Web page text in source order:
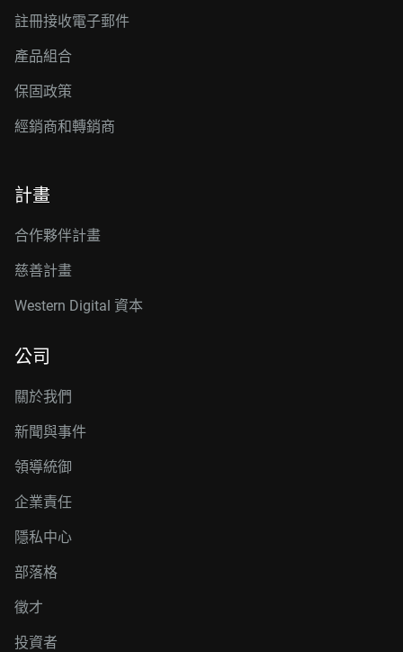
註冊接收電子郵件
產品組合
保固政策
經銷商和轉銷商
計畫
合作夥伴計畫
慈善計畫
Western Digital 資本
公司
關於我們
新聞與事件
領導統御
企業責任
隱私中心
部落格
徵才
投資者